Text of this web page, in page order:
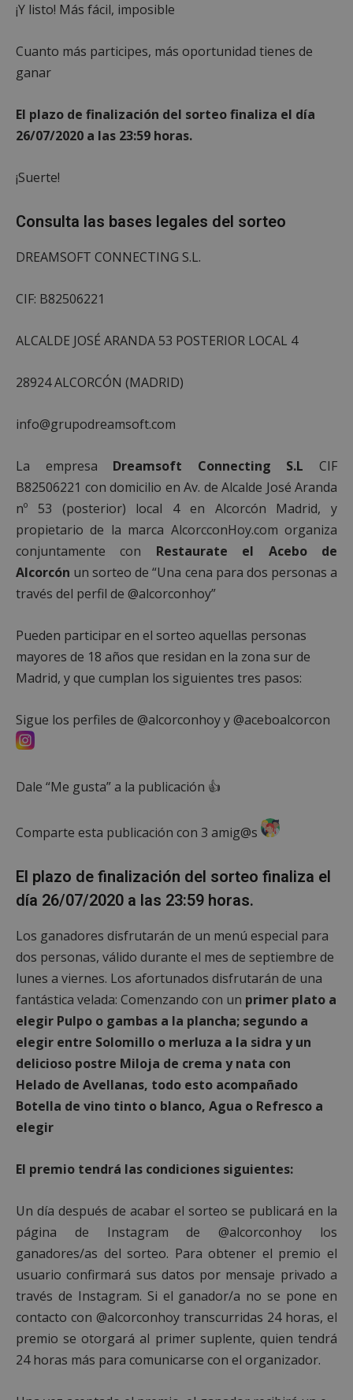
¡Y listo! Más fácil, imposible
Cuanto más participes, más oportunidad tienes de
ganar
El plazo de finalización del sorteo finaliza el día
26/07/2020 a las 23:59 horas.
¡Suerte!
Consulta las bases legales del sorteo
DREAMSOFT CONNECTING S.L.
CIF: B82506221
ALCALDE JOSÉ ARANDA 53 POSTERIOR LOCAL 4
28924 ALCORCÓN (MADRID)
info@grupodreamsoft.com
La empresa Dreamsoft Connecting S.L CIF
B82506221 con domicilio en Av. de Alcalde José Aranda
nº 53 (posterior) local 4 en Alcorcón Madrid, y
propietario de la marca AlcorcconHoy.com organiza
conjuntamente con Restaurate el Acebo de
Alcorcón un sorteo de “Una cena para dos personas a
través del perfil de @alcorconhoy”
Pueden participar en el sorteo aquellas personas
mayores de 18 años que residan en la zona sur de
Madrid, y que cumplan los siguientes tres pasos:
Sigue los perfiles de @alcorconhoy y @aceboalcorcon
Dale “Me gusta” a la publicación 👍
Comparte esta publicación con 3 amig@s
El plazo de finalización del sorteo finaliza el
día 26/07/2020 a las 23:59 horas.
Los ganadores disfrutarán de un menú especial para
dos personas, válido durante el mes de septiembre de
lunes a viernes. Los afortunados disfrutarán de una
fantástica velada: Comenzando con un primer plato a
elegir Pulpo o gambas a la plancha; segundo a
elegir entre Solomillo o merluza a la sidra y un
delicioso postre Miloja de crema y nata con
Helado de Avellanas, todo esto acompañado
Botella de vino tinto o blanco, Agua o Refresco a
elegir
El premio tendrá las condiciones siguientes:
Un día después de acabar el sorteo se publicará en la
página de Instagram de @alcorconhoy los
ganadores/as del sorteo. Para obtener el premio el
usuario confirmará sus datos por mensaje privado a
través de Instagram. Si el ganador/a no se pone en
contacto con @alcorconhoy transcurridas 24 horas, el
premio se otorgará al primer suplente, quien tendrá
24 horas más para comunicarse con el organizador.